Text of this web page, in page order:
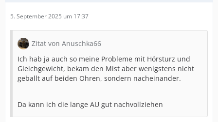
5. September 2025 um 17:37
Zitat von Anuschka66
Ich hab ja auch so meine Probleme mit Hörsturz und
Gleichgewicht, bekam den Mist aber wenigstens nicht
geballt auf beiden Ohren, sondern nacheinander.
Da kann ich die lange AU gut nachvollziehen